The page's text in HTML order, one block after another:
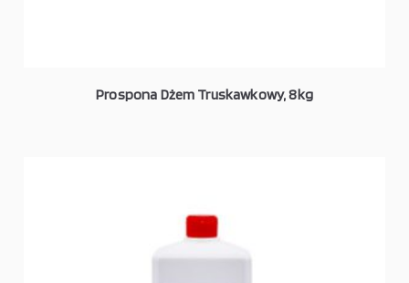
Prospona Dżem Truskawkowy, 8kg